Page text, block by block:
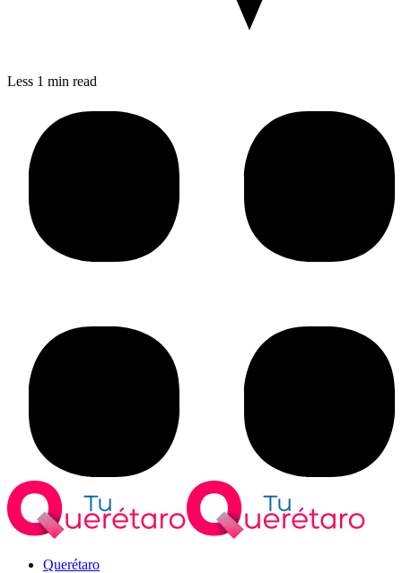
Less 1 min read
Querétaro